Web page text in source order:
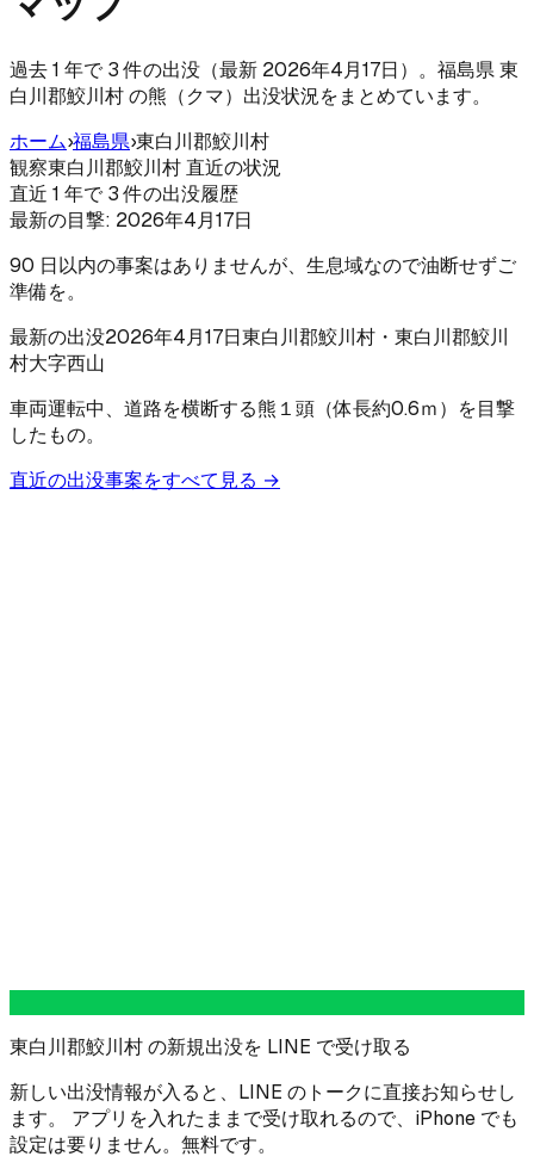
過去 1 年で 3 件の出没（最新 2026年4月17日）。福島県 東
白川郡鮫川村 の熊（クマ）出没状況をまとめています。
ホーム›福島県›東白川郡鮫川村
観察東白川郡鮫川村 直近の状況
直近 1 年で 3 件の出没履歴
最新の目撃: 2026年4月17日
90 日以内の事案はありませんが、生息域なので油断せずご
準備を。
最新の出没2026年4月17日東白川郡鮫川村 ・東白川郡鮫川
村大字西山
車両運転中、道路を横断する熊１頭（体長約0.6ｍ）を目撃
したもの。
直近の出没事案をすべて見る →
東白川郡鮫川村 の新規出没を LINE で受け取る
新しい出没情報が入ると、LINE のトークに直接お知らせし
ます。 アプリを入れたままで受け取れるので、iPhone でも
設定は要りません。無料です。